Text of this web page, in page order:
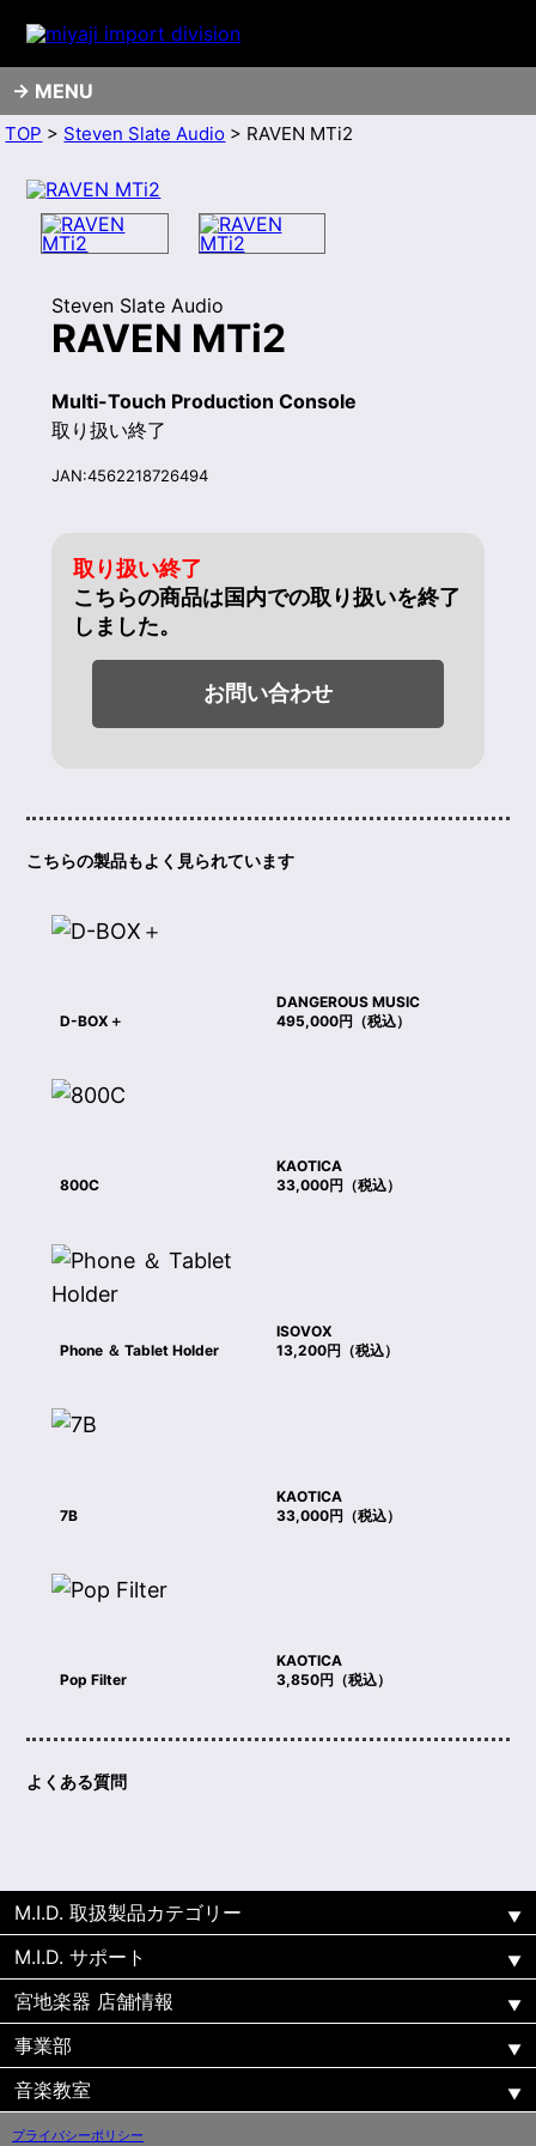
MENU
TOP > Steven Slate Audio > RAVEN MTi2
Steven Slate Audio
RAVEN MTi2
Multi-Touch Production Console
取り扱い終了
JAN:4562218726494
取り扱い終了
こちらの商品は国内での取り扱いを終了
しました。
お問い合わせ
こちらの製品もよく見られています
DANGEROUS MUSIC
D-BOX＋
495,000円（税込）
KAOTICA
800C
33,000円（税込）
ISOVOX
Phone ＆ Tablet Holder
13,200円（税込）
KAOTICA
7B
33,000円（税込）
KAOTICA
Pop Filter
3,850円（税込）
よくある質問
M.I.D. 取扱製品カテゴリー
M.I.D. サポート
宮地楽器 店舗情報
事業部
音楽教室
プライバシーポリシー